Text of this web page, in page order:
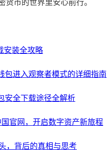
货币的世界里安心前行。
安装全攻略
包进入观察者模式的详细指南
安全下载途径全解析
官网，开启数字资产新旅程
，背后的真相与思考